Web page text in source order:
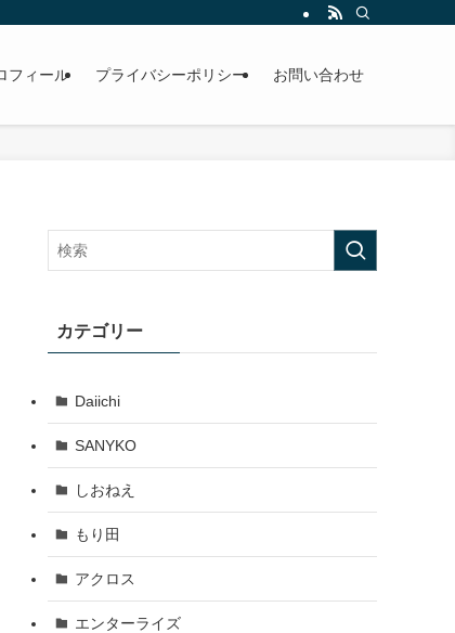
フィール プライバシーポリシー お問い合わせ
カテゴリー
Daiichi
SANYKO
しおねえ
もり田
アクロス
エンターライズ